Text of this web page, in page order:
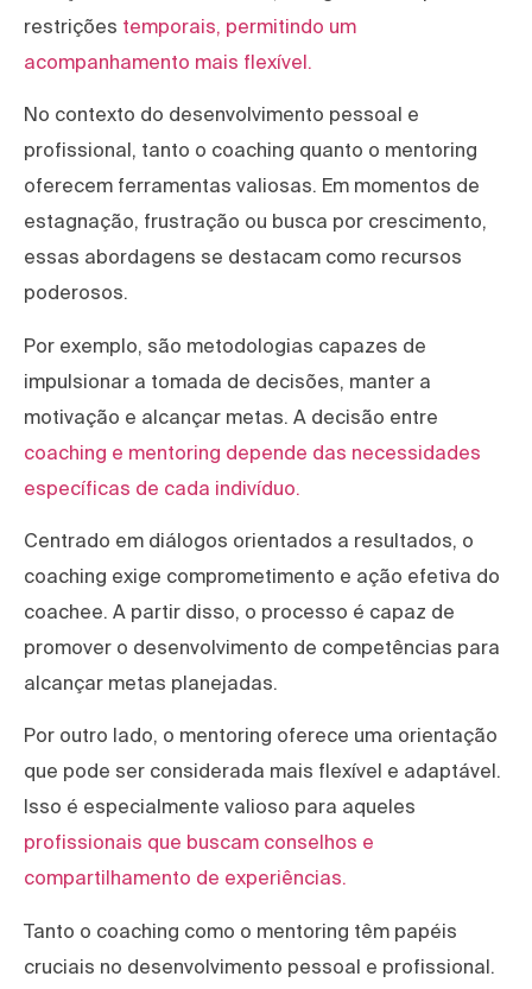
restrições temporais, permitindo um
acompanhamento mais flexível.
No contexto do desenvolvimento pessoal e
profissional, tanto o coaching quanto o mentoring
oferecem ferramentas valiosas. Em momentos de
estagnação, frustração ou busca por crescimento,
essas abordagens se destacam como recursos
poderosos.
Por exemplo, são metodologias capazes de
impulsionar a tomada de decisões, manter a
motivação e alcançar metas. A decisão entre
coaching e mentoring depende das necessidades
específicas de cada indivíduo.
Centrado em diálogos orientados a resultados, o
coaching exige comprometimento e ação efetiva do
coachee. A partir disso, o processo é capaz de
promover o desenvolvimento de competências para
alcançar metas planejadas.
Por outro lado, o mentoring oferece uma orientação
que pode ser considerada mais flexível e adaptável.
Isso é especialmente valioso para aqueles
profissionais que buscam conselhos e
compartilhamento de experiências.
Tanto o coaching como o mentoring têm papéis
cruciais no desenvolvimento pessoal e profissional.